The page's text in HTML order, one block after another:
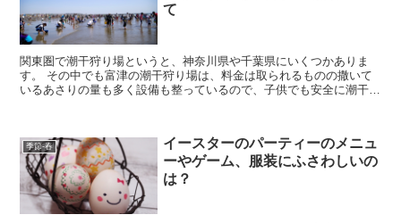
て
関東圏で潮干狩り場というと、神奈川県や千葉県にいくつかありま
す。 その中でも富津の潮干狩り場は、料金は取られるものの撒いて
いるあさりの量も多く設備も整っているので、子供でも安全に潮干狩
季節-春
イースターのパーティーのメニュ
ーやゲーム、服装にふさわしいの
は？